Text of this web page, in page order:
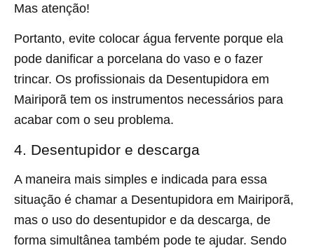
Mas atenção!
Portanto, evite colocar água fervente porque ela
pode danificar a porcelana do vaso e o fazer
trincar. Os profissionais da Desentupidora em
Mairiporã tem os instrumentos necessários para
acabar com o seu problema.
4. Desentupidor e descarga
A maneira mais simples e indicada para essa
situação é chamar a Desentupidora em Mairiporã,
mas o uso do desentupidor e da descarga, de
forma simultânea também pode te ajudar. Sendo